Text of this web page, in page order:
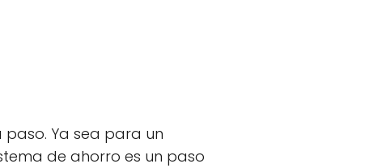
Ya sea para un
de ahorro es un paso